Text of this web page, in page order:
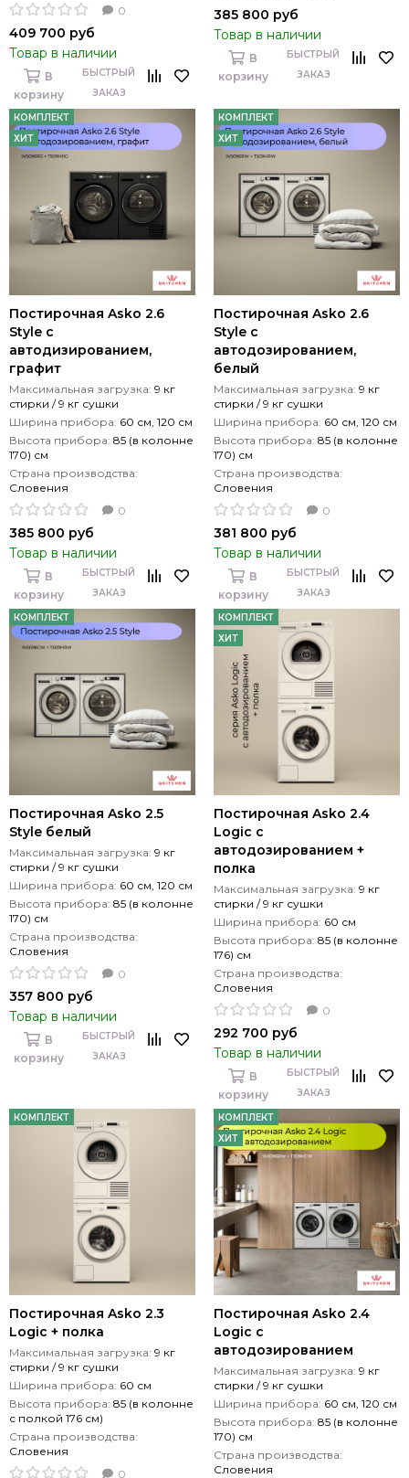
0
409 700 руб
Товар в наличии
В
корзину
БЫСТРЫЙ
ЗАКАЗ
385 800 руб
Товар в наличии
В
корзину
БЫСТРЫЙ
ЗАКАЗ
КОМПЛЕКТ
ХИТ
Постирочная Asko 2.6
Style с
автодизированием,
графит
Максимальная загрузка: 9 кг
стирки / 9 кг сушки
Ширина прибора: 60 см, 120 см
Высота прибора: 85 (в колонне
170) см
Страна производства:
Словения
0
385 800 руб
Товар в наличии
В
корзину
БЫСТРЫЙ
ЗАКАЗ
КОМПЛЕКТ
ХИТ
Постирочная Asko 2.6
Style с
автодозированием,
белый
Максимальная загрузка: 9 кг
стирки / 9 кг сушки
Ширина прибора: 60 см, 120 см
Высота прибора: 85 (в колонне
170) см
Страна производства:
Словения
0
381 800 руб
Товар в наличии
В
корзину
БЫСТРЫЙ
ЗАКАЗ
КОМПЛЕКТ
Постирочная Asko 2.5
Style белый
Максимальная загрузка: 9 кг
стирки / 9 кг сушки
Ширина прибора: 60 см, 120 см
Высота прибора: 85 (в колонне
170) см
Страна производства:
Словения
0
357 800 руб
Товар в наличии
В
корзину
БЫСТРЫЙ
ЗАКАЗ
КОМПЛЕКТ
ХИТ
Постирочная Asko 2.4
Logic с
автодозированием +
полка
Максимальная загрузка: 9 кг
стирки / 9 кг сушки
Ширина прибора: 60 см
Высота прибора: 85 (в колонне
176) см
Страна производства:
Словения
0
292 700 руб
Товар в наличии
В
корзину
БЫСТРЫЙ
ЗАКАЗ
КОМПЛЕКТ
Постирочная Asko 2.3
Logic + полка
Максимальная загрузка: 9 кг
стирки / 9 кг сушки
Ширина прибора: 60 см
Высота прибора: 85 (в колонне
с полкой 176 см)
Страна производства:
Словения
0
КОМПЛЕКТ
ХИТ
Постирочная Asko 2.4
Logic с
автодозированием
Максимальная загрузка: 9 кг
стирки / 9 кг сушки
Ширина прибора: 60 см, 120 см
Высота прибора: 85 (в колонне
170) см
Страна производства:
Словения